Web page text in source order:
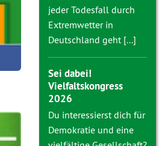
jeder Todesfall durch
Extremwetter in
Deutschland geht [...]
Sei dabei!
Vielfaltskongress
2026
Du interessierst dich für
Demokratie und eine